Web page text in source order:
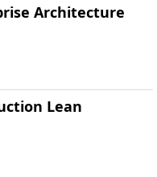
Architecture
Lean